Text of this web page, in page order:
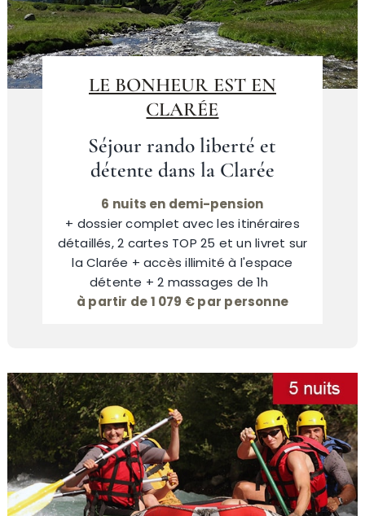
LE BONHEUR EST EN
CLARÉE
Séjour rando liberté et
détente dans la Clarée
6 nuits en demi-pension
+ dossier complet avec les itinéraires
détaillés, 2 cartes TOP 25 et un livret sur
la Clarée + accès illimité à l'espace
détente + 2 massages de 1h
à partir de 1 079 € par personne